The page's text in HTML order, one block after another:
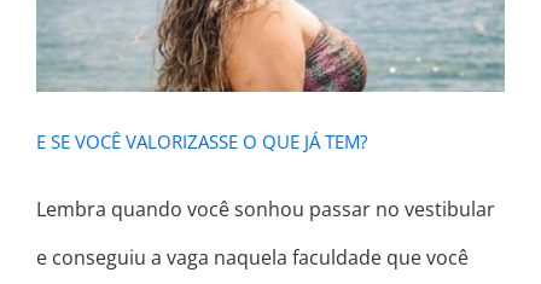
E SE VOCÊ VALORIZASSE O QUE JÁ TEM?
Lembra quando você sonhou passar no vestibular
e conseguiu a vaga naquela faculdade que você